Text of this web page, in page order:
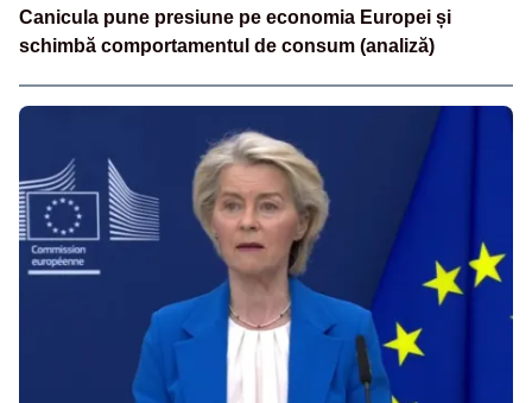
Canicula pune presiune pe economia Europei și
schimbă comportamentul de consum (analiză)